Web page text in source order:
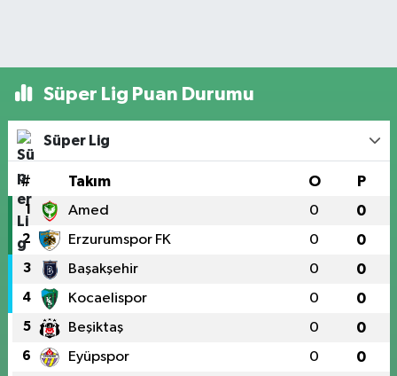
Süper Lig Puan Durumu
Süper Lig
# Takım O P
1 Amed 0 0
2 Erzurumspor FK 0 0
3 Başakşehir 0 0
4 Kocaelispor 0 0
5 Beşiktaş 0 0
6 Eyüpspor 0 0